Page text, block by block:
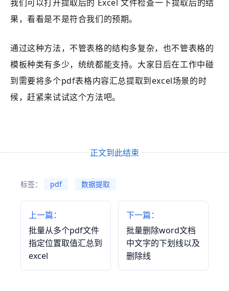
我们可以打开提取后的 Excel 文件检查一下提取后的结
果，看看是不是符合我们的预期。
通过这种方法，不管表格的结构多复杂，也不管表格的
模板种类有多少，统统都能支持。大家日后在工作中碰
到需要将多个pdf表格内容汇总提取到excel场景的时
候，赶紧来试试这个方法吧。
正文到此结束
标签： pdf 数据提取
上一篇：
批量从多个pdf文件
指定位置取值汇总到
excel
下一篇：
批量删除word文档
中文字的下划线以及
删除线